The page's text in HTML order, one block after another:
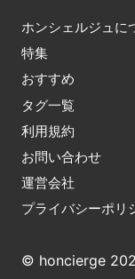
ホンシェルジュに
特集
おすすめ
タグ一覧
利用規約
お問い合わせ
運営会社
プライバシーポリ
© honcierge